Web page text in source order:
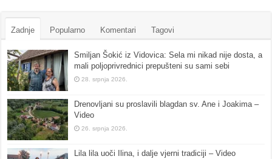
Zadnje Popularno Komentari Tagovi
Smiljan Šokić iz Vidovica: Sela mi nikad nije dosta, a
mali poljoprivrednici prepušteni su sami sebi
28. srpnja 2026.
Drenovljani su proslavili blagdan sv. Ane i Joakima –
Video
26. srpnja 2026.
Lila lila uoči Ilina, i dalje vjerni tradiciji – Video